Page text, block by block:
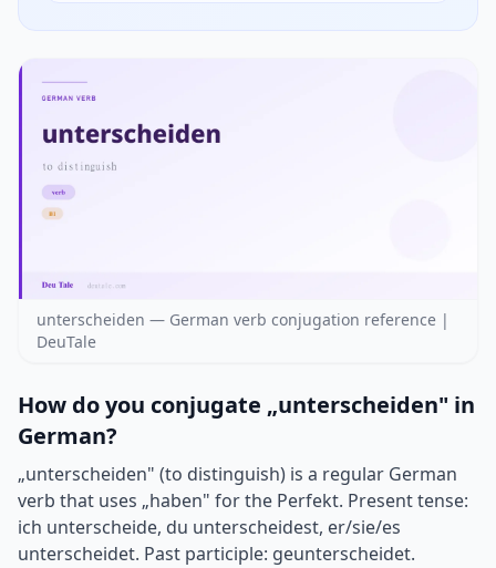
unterscheiden — German verb conjugation reference |
DeuTale
How do you conjugate „unterscheiden" in
German?
„unterscheiden" (to distinguish) is a regular German
verb that uses „haben" for the Perfekt. Present tense:
ich unterscheide, du unterscheidest, er/sie/es
unterscheidet. Past participle: geunterscheidet.